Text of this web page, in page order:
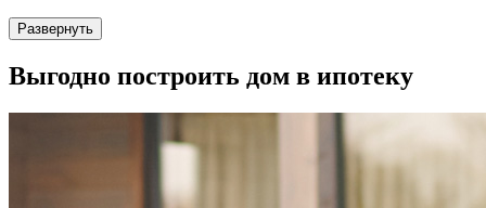
Развернуть
Выгодно построить дом в ипотеку